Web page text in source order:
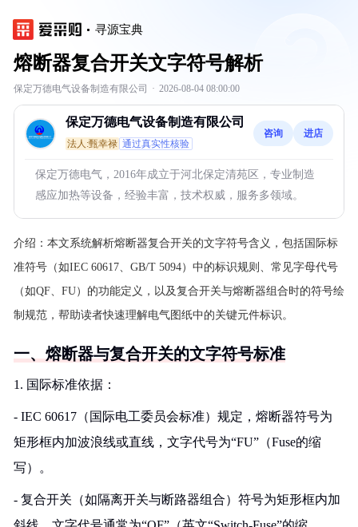
寻源宝典
熔断器复合开关文字符号解析
保定万德电气设备制造有限公司 · 2026-08-04 08:00:00
保定万德电气设备制造有限公司
法人:甄幸禄 通过真实性核验
咨询 进店
保定万德电气，2016年成立于河北保定清苑区，专业制造
感应加热等设备，经验丰富，技术权威，服务多领域。
介绍： 本文系统解析熔断器复合开关的文字符号含义，包括国际标
准符号（如IEC 60617、GB/T 5094）中的标识规则、常见字母代号
（如QF、FU）的功能定义，以及复合开关与熔断器组合时的符号绘
制规范，帮助读者快速理解电气图纸中的关键元件标识。
一、熔断器与复合开关的文字符号标准
1. 国际标准依据：
- IEC 60617（国际电工委员会标准）规定，熔断器符号为
矩形框内加波浪线或直线，文字代号为“FU”（Fuse的缩
写）。
- 复合开关（如隔离开关与断路器组合）符号为矩形框内加